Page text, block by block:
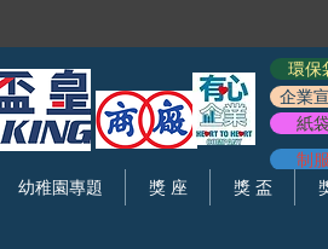
幼稚園專題 獎 座 獎 盃
環保
企業
紙
制